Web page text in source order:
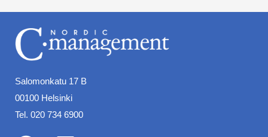
Salomonkatu 17 B
00100 Helsinki
Tel. 020 734 6900